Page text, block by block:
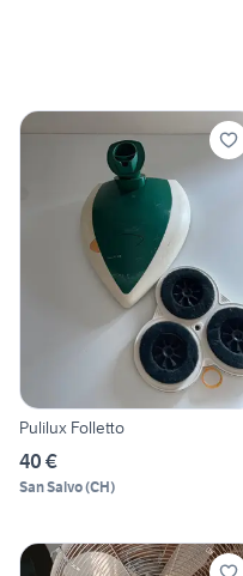
Pulilux Folletto
40 €
San Salvo(CH)